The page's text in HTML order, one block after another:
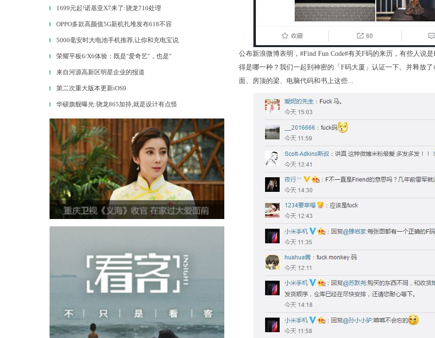
▎ 1699元起!诺基亚X7来了:骁龙710处理
▎ OPPO多款高颜值5G新机扎堆发布618不容
▎ 5000毫安时大电池手机推荐,让你和充电宝说
▎ 荣耀平板6/X6体验：既是"爱奇艺"，也是"
▎ 来自河源高新区明星企业的报道
▎ 第二次重大版本更新iOS9
▎ 华硕旗舰曝光:骁龙865加持,就是设计有点怪
公布新浪微博表明，#Find Fun Code#有关F码的来历，有些人说
得是哪一种？我们一起到神密的「F码大厦」认证一下。并释放
面、房顶的梁、电脑代码和书上这些...